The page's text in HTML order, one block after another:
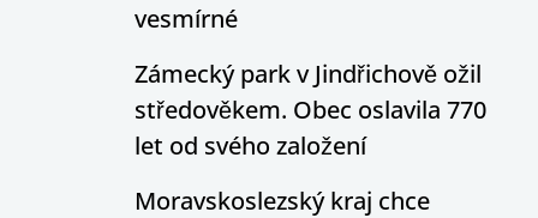
vesmírné
Zámecký park v Jindřichově ožil
středověkem. Obec oslavila 770
let od svého založení
Moravskoslezský kraj chce